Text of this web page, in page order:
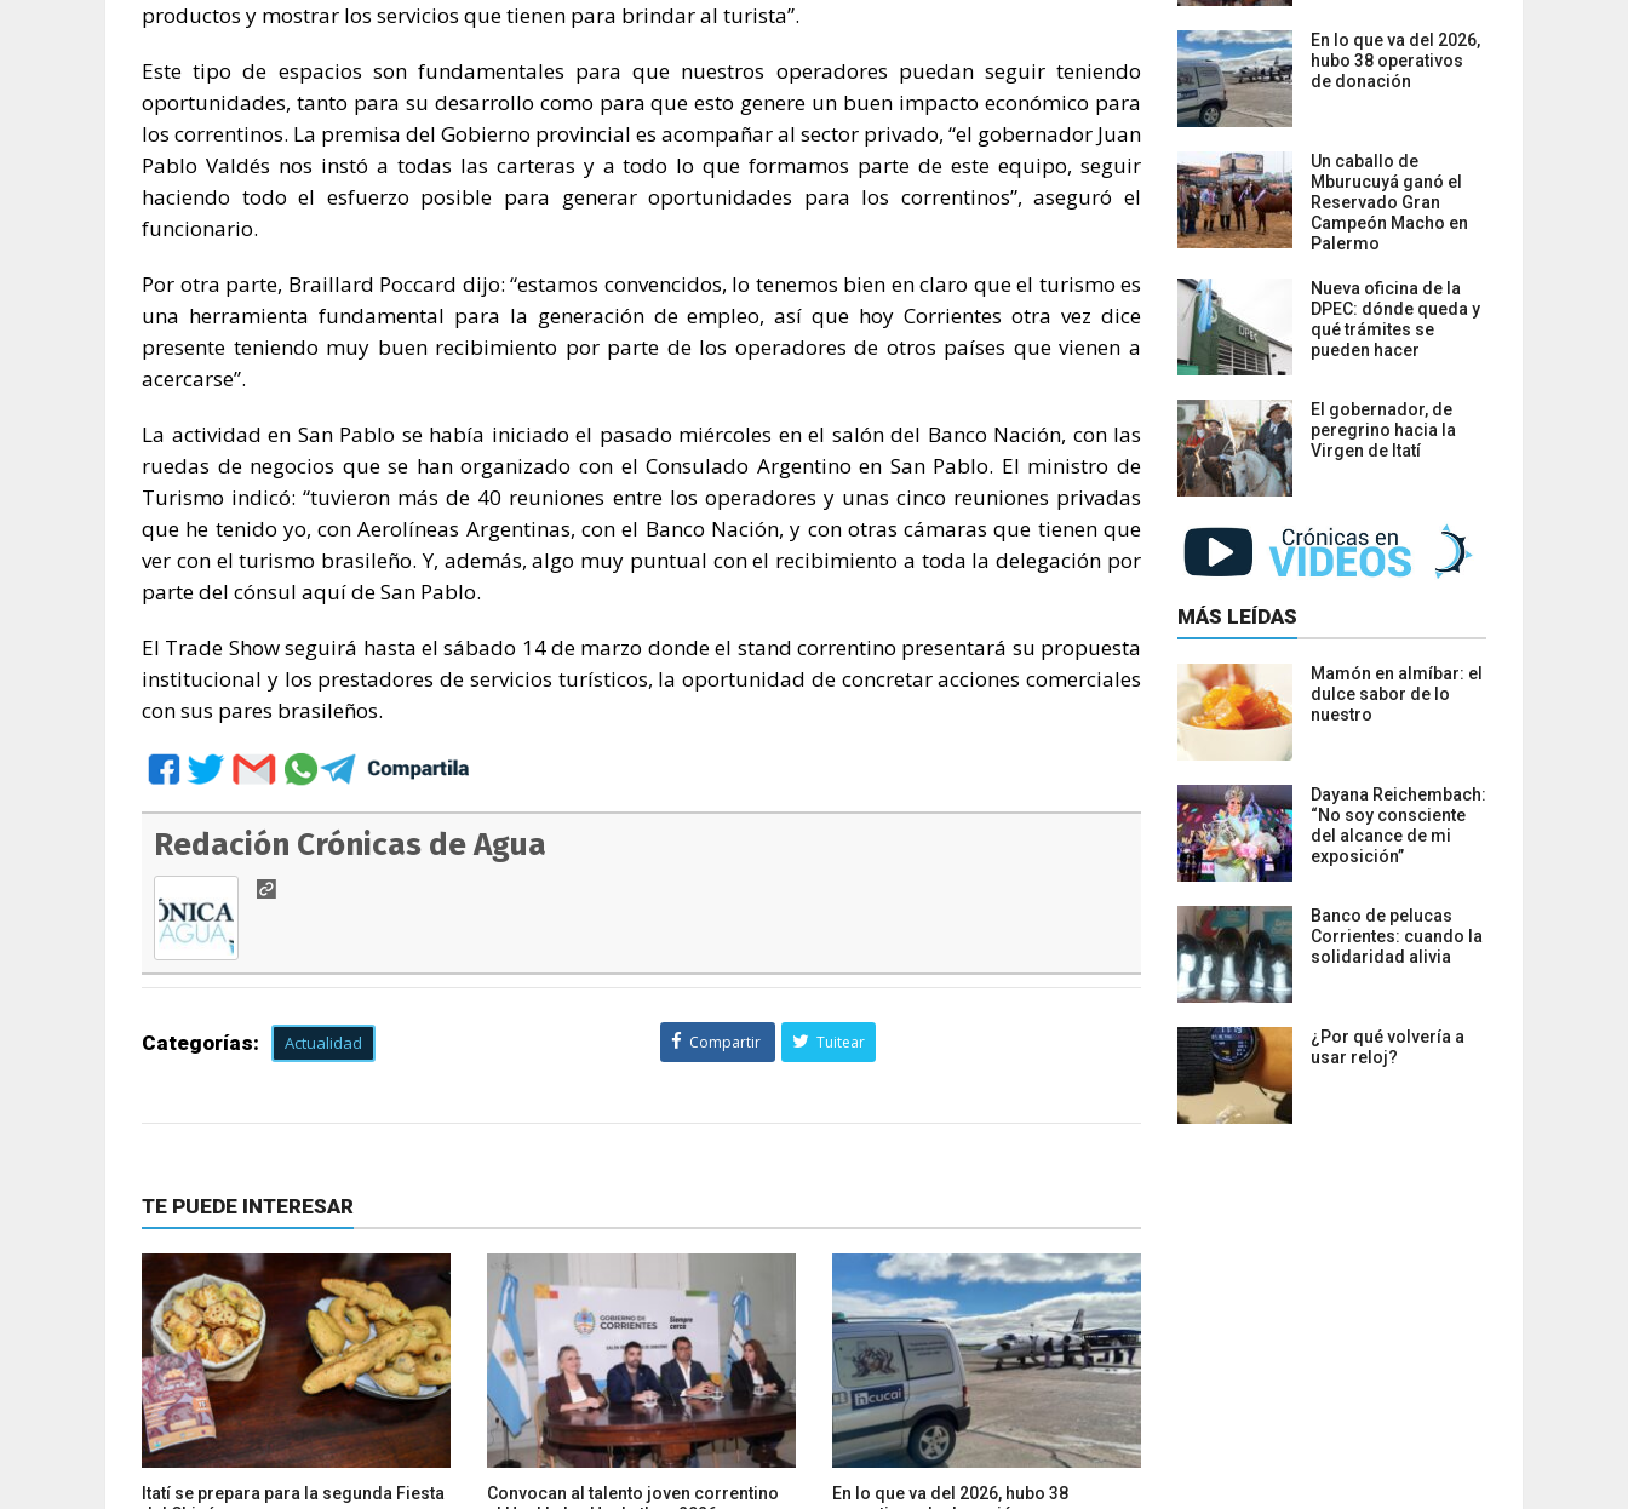
productos y mostrar los servicios que tienen para brindar al turista”.
Este tipo de espacios son fundamentales para que nuestros operadores puedan seguir teniendo
oportunidades, tanto para su desarrollo como para que esto genere un buen impacto económico para
los correntinos. La premisa del Gobierno provincial es acompañar al sector privado, “el gobernador Juan
Pablo Valdés nos instó a todas las carteras y a todo lo que formamos parte de este equipo, seguir
haciendo todo el esfuerzo posible para generar oportunidades para los correntinos”, aseguró el
funcionario.
Por otra parte, Braillard Poccard dijo: “estamos convencidos, lo tenemos bien en claro que el turismo es
una herramienta fundamental para la generación de empleo, así que hoy Corrientes otra vez dice
presente teniendo muy buen recibimiento por parte de los operadores de otros países que vienen a
acercarse”.
La actividad en San Pablo se había iniciado el pasado miércoles en el salón del Banco Nación, con las
ruedas de negocios que se han organizado con el Consulado Argentino en San Pablo. El ministro de
Turismo indicó: “tuvieron más de 40 reuniones entre los operadores y unas cinco reuniones privadas
que he tenido yo, con Aerolíneas Argentinas, con el Banco Nación, y con otras cámaras que tienen que
ver con el turismo brasileño. Y, además, algo muy puntual con el recibimiento a toda la delegación por
parte del cónsul aquí de San Pablo.
El Trade Show seguirá hasta el sábado 14 de marzo donde el stand correntino presentará su propuesta
institucional y los prestadores de servicios turísticos, la oportunidad de concretar acciones comerciales
con sus pares brasileños.
Redación Crónicas de Agua
Categorías: Actualidad Compartir Tuitear
TE PUEDE INTERESAR
Itatí se prepara para la segunda Fiesta
Convocan al talento joven correntino
En lo que va del 2026, hubo 38
En lo que va del 2026,
hubo 38 operativos
de donación
Un caballo de
Mburucuyá ganó el
Reservado Gran
Campeón Macho en
Palermo
Nueva oficina de la
DPEC: dónde queda y
qué trámites se
pueden hacer
El gobernador, de
peregrino hacia la
Virgen de Itatí
MÁS LEÍDAS
Mamón en almíbar: el
dulce sabor de lo
nuestro
Dayana Reichembach:
“No soy consciente
del alcance de mi
exposición”
Banco de pelucas
Corrientes: cuando la
solidaridad alivia
¿Por qué volvería a
usar reloj?